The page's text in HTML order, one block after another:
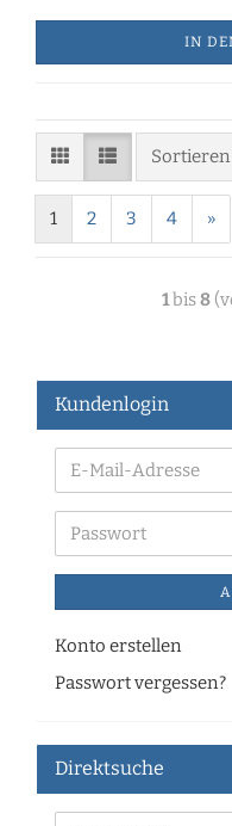
IN
1 2 3 4 »
1bis8
Kundenlogin
Konto erstellen
Passwort vergessen?
Direktsuche